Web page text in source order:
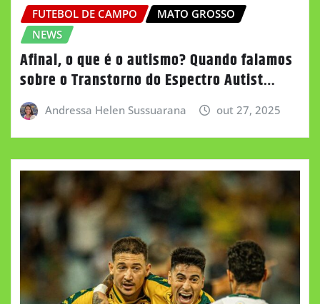
FUTEBOL DE CAMPO
MATO GROSSO
NEWS
Afinal, o que é o autismo? Quando falamos
sobre o Transtorno do Espectro Autist…
Andressa Helen Sussuarana out 27, 2025